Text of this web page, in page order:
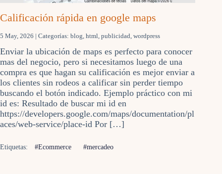
Calificación rápida en google maps
5 May, 2026 | Categorías: blog, html, publicidad, wordpress
Enviar la ubicación de maps es perfecto para conocer
mas del negocio, pero si necesitamos luego de una
compra es que hagan su calificación es mejor enviar a
los clientes sin rodeos a calificar sin perder tiempo
buscando el botón indicado. Ejemplo práctico con mi
id es: Resultado de buscar mi id en
https://developers.google.com/maps/documentation/pl
aces/web-service/place-id Por […]
Etiquetas: #Ecommerce #mercadeo